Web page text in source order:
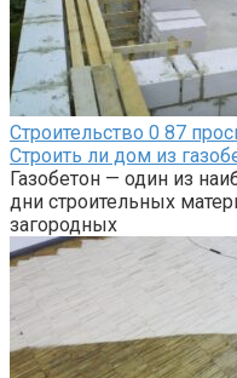
Строительство 0 87
Строить ли дом из
Газобетон — один из
дни строительных
загородных